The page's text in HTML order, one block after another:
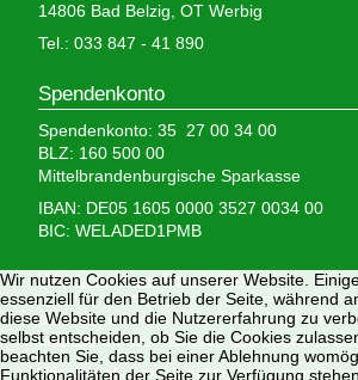
14806 Bad Belzig, OT Werbig
Tel.: 033 847 - 41 890
Spendenkonto
Spendenkonto: 35 27 00 34 00
BLZ: 160 500 00
Mittelbrandenburgische Sparkasse
IBAN: DE05 1605 0000 3527 0034 00
BIC: WELADED1PMB
Wir brauchen Ihre Hilfe,
denn wir erhalten keinerlei staatliche
finanzieren das Tierheim aus Spenden
Wir sind als gemeinnützig und besonders
Wir nutzen Cookies auf unserer Website.
essenziell für den Betrieb der Seite, während
diese Website und die Nutzererfahrung zu
selbst entscheiden, ob Sie die Cookies
beachten Sie, dass bei einer Ablehnung
Funktionalitäten der Seite zur Verfügung